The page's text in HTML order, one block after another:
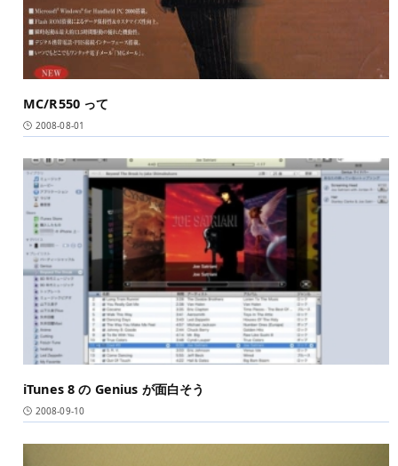
MC/R550 って
2008-08-01
iTunes 8 の Genius が面白そう
2008-09-10